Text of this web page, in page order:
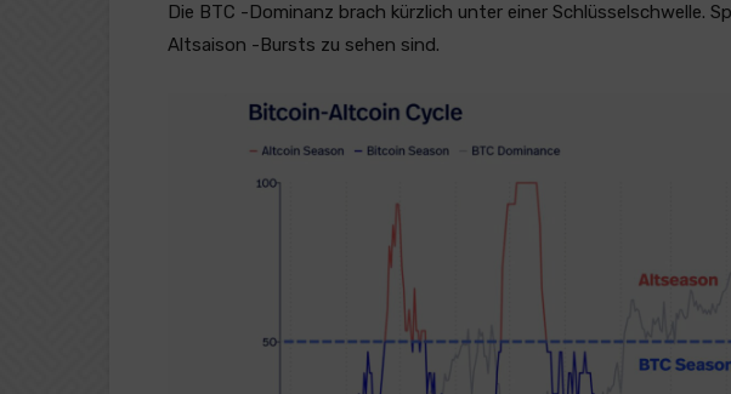
Die BTC -Dominanz brach kürzlich unter einer Schlüsselschwelle.
Altsaison -Bursts zu sehen sind.